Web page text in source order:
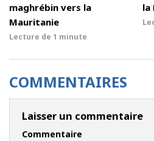
maghrébin vers la
Mauritanie
Lecture de 1 minute
la
COMMENTAIRES
Laisser un commentaire
Commentaire